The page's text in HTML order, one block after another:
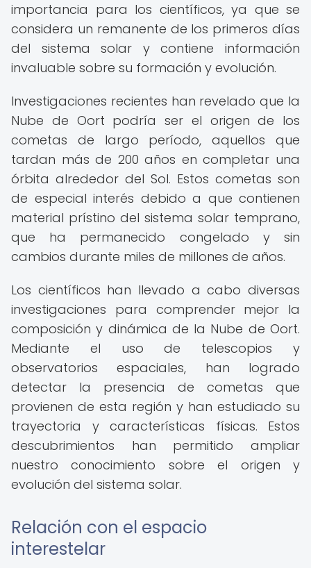
importancia para los científicos, ya que se
considera un remanente de los primeros días
del sistema solar y contiene información
invaluable sobre su formación y evolución.
Investigaciones recientes han revelado que la
Nube de Oort podría ser el origen de los
cometas de largo período, aquellos que
tardan más de 200 años en completar una
órbita alrededor del Sol. Estos cometas son
de especial interés debido a que contienen
material prístino del sistema solar temprano,
que ha permanecido congelado y sin
cambios durante miles de millones de años.
Los científicos han llevado a cabo diversas
investigaciones para comprender mejor la
composición y dinámica de la Nube de Oort.
Mediante el uso de telescopios y
observatorios espaciales, han logrado
detectar la presencia de cometas que
provienen de esta región y han estudiado su
trayectoria y características físicas. Estos
descubrimientos han permitido ampliar
nuestro conocimiento sobre el origen y
evolución del sistema solar.
Relación con el espacio
interestelar